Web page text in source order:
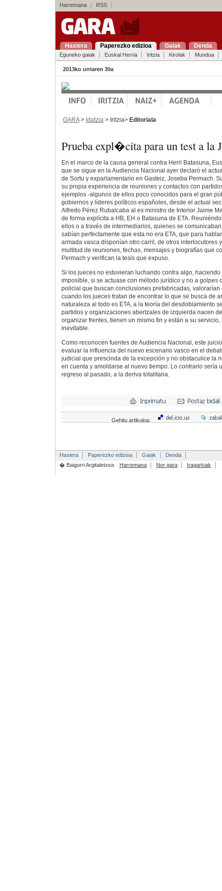
Harremana RSS
Hasiera Paperezko edizioa Gaiak Denda
Eguneko gaiak Euskal Herria Iritzia Kirolak Mundua
2013ko urriaren 30a
GARA> Idatzia > Iritzia> Editoriala
Prueba expl�cita para un test a la
En el marco de la causa general contra Herri Batasuna,
que se sigue en la Audiencia Nacional ayer declaró el
de Sortu y exparlamentario en Gasteiz, Joseba Permach.
su propia experiencia de reuniones y contactos con
ejemplos -algunos de ellos poco conocidos para el gran
gobiernos y líderes políticos españoles, desde el actual
Alfredo Pérez Rubalcaba al ex ministro de Interior Jaime
de forma explícita a HB, EH o Batasuna de ETA.
ellos o a través de intermediarios, quienes se
sabían perfectamente que esta no era ETA, que para
armada vasca disponían otro carril, de otros interlocutores
multitud de reuniones, fechas, mensajes y biografías que
Permach y verifican la tesis que expuso.
Si los jueces no estuvieran luchando contra algo,
imposible, si se actuase con método jurídico y no a golpes
policial que buscan conclusiones prefabricadas, valorarían
cuando los jueces tratan de encontrar lo que se busca de
naturaleza al todo es ETA, a la teoría del desdoblamiento
partidos y organizaciones abertzales de izquierda nacen
organizar frentes, tienen un mismo fin y están a su
inevitable.
Como reconocen fuentes de Audiencia Nacional, este
evaluar la influencia del nuevo escenario vasco en el
judicial que prescinda de la excepción y no obstaculice la
en cuenta y amoldarse al nuevo tiempo. Lo contrario sería
regreso al pasado, a la deriva totalitaria.
Gehitu artikuloa:
Hasiera Paperezko edizioa Gaiak
Denda
� Baigorri Argitaletxea
Harremana Nor gara Iragarkiak